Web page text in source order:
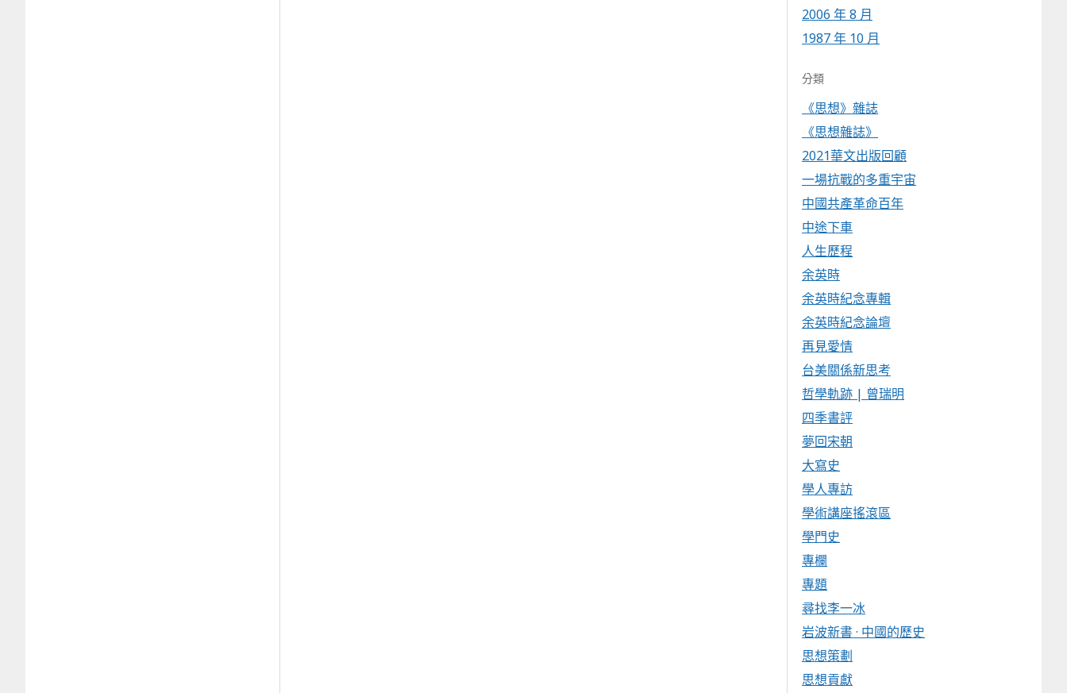
2006 年 8 月
1987 年 10 月
分類
《思想》雜誌
《思想雜誌》
2021華文出版回顧
一場抗戰的多重宇宙
中國共產革命百年
中途下車
人生歷程
余英時
余英時紀念專輯
余英時紀念論壇
再見愛情
台美關係新思考
哲學軌跡 | 曾瑞明
四季書評
夢回宋朝
大寫史
學人專訪
學術講座搖滾區
學門史
專欄
專題
尋找李一冰
岩波新書 · 中國的歷史
思想策劃
思想貢獻